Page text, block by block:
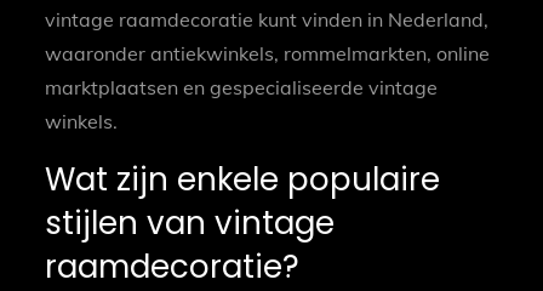
vintage raamdecoratie kunt vinden in Nederland,
waaronder antiekwinkels, rommelmarkten, online
marktplaatsen en gespecialiseerde vintage
winkels.
Wat zijn enkele populaire
stijlen van vintage
raamdecoratie?